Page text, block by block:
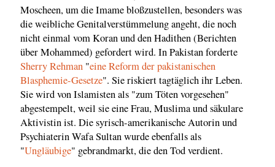
Moscheen, um die Imame bloßzustellen, besonders was
die weibliche Genitalverstümmelung angeht, die noch
nicht einmal vom Koran und den Hadithen (Berichten
über Mohammed) gefordert wird. In Pakistan forderte
Sherry Rehman "eine Reform der pakistanischen
Blasphemie-Gesetze". Sie riskiert tagtäglich ihr Leben.
Sie wird von Islamisten als "zum Töten vorgesehen"
abgestempelt, weil sie eine Frau, Muslima und säkulare
Aktivistin ist. Die syrisch-amerikanische Autorin und
Psychiaterin Wafa Sultan wurde ebenfalls als
"Ungläubige" gebrandmarkt, die den Tod verdient.